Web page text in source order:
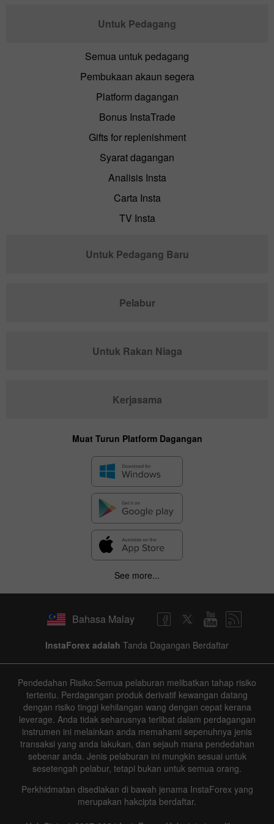
Untuk Pedagang
Semua untuk pedagang
Pembukaan akaun segera
Platform dagangan
Bonus InstaTrade
Gifts for replenishment
Syarat dagangan
Analisis Insta
Carta Insta
TV Insta
Untuk Pedagang Baru
Pelabur
Untuk Rakan Niaga
Kerjasama
Muat Turun Platform Dagangan
See more...
Bahasa Malay
InstaForex adalah Tanda Dagangan Berdaftar
Pendedahan Risiko:Semua pelaburan melibatkan tahap risiko
tertentu. Perdagangan produk derivatif kewangan datang
dengan risiko tinggi kehilangan wang dengan cepat kerana
leverage. Anda tidak seharusnya terlibat dalam perdagangan
instrumen ini melainkan anda memahami sepenuhnya jenis
transaksi yang anda lakukan, dan sejauh mana pendedahan
sebenar anda. Jenis pelaburan ini mungkin sesuai untuk
sesetengah pelabur, tetapi bukan untuk semua orang.
Perkhidmatan disediakan di bawah jenama InstaForex yang
merupakan hakcipta berdaftar.